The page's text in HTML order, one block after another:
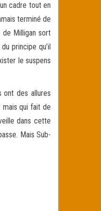
cadre tout en
terminé de
de Milligan sort
principe qu’il
le suspens
ont des allures
mais qui fait de
dans cette
Mais Sub-